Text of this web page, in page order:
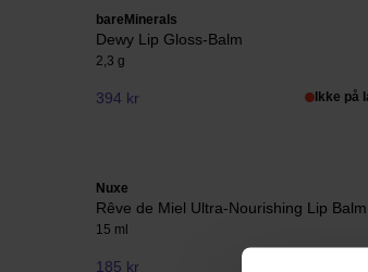
bareMinerals
Dewy Lip Gloss-Balm
2,3 g
394 kr Ikke på
Nuxe
Rêve de Miel Ultra-Nourishing Lip Balm
15 ml
185 kr